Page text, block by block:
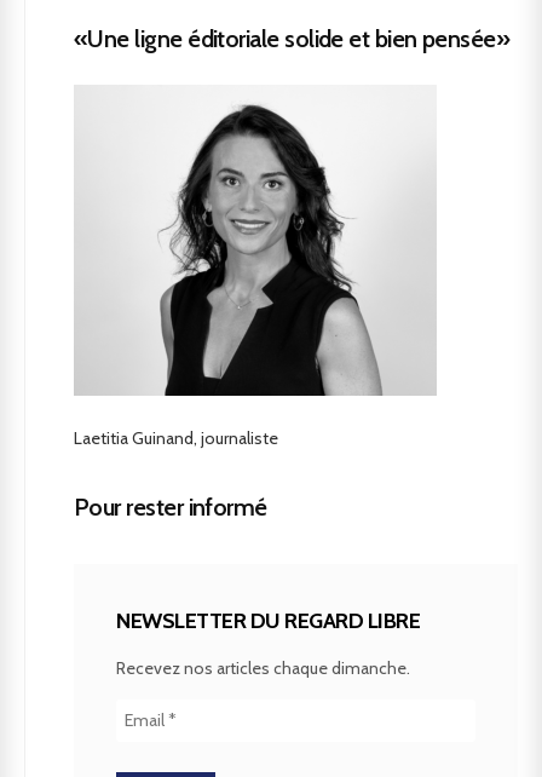
«Une ligne éditoriale solide et bien pensée»
Laetitia Guinand, journaliste
Pour rester informé
NEWSLETTER DU REGARD LIBRE
Recevez nos articles chaque dimanche.